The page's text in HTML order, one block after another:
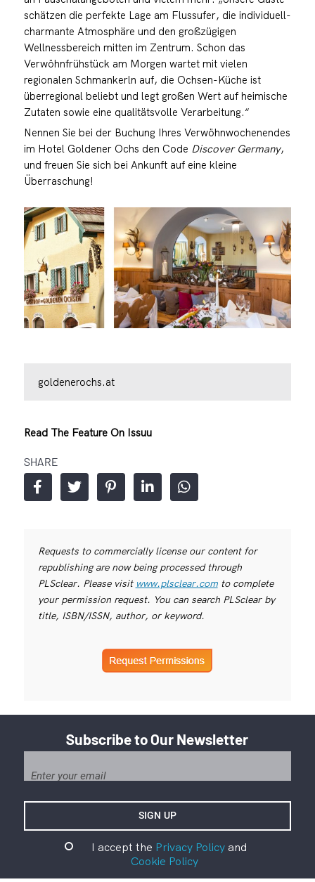
schätzen die perfekte Lage am Flussufer, die individuell-
charmante Atmosphäre und den großzügigen
Wellnessbereich mitten im Zentrum. Schon das
Verwöhnfrühstück am Morgen wartet mit vielen
regionalen Schmankerln auf, die Ochsen-Küche ist
überregional beliebt und legt großen Wert auf heimische
Zutaten sowie eine qualitätsvolle Verarbeitung.“
Nennen Sie bei der Buchung Ihres Verwöhnwochenendes
im Hotel Goldener Ochs den Code Discover Germany,
und freuen Sie sich bei Ankunft auf eine kleine
Überraschung!
goldenerochs.at
Read The Feature On Issuu
SHARE
Requests to commercially license our content for
republishing are now being processed through
PLSclear. Please visit www.plsclear.comto complete
your permission request. You can search PLSclear by
title, ISBN/ISSN, author, or keyword.
Subscribe to Our Newsletter
I accept the Privacy Policyand
Cookie Policy